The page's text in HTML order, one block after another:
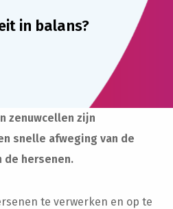
in balans?
zenuwcellen zijn
snelle afweging van de
hersenen.
te verwerken en op te